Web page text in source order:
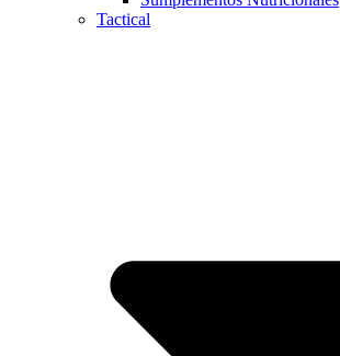
Tactical